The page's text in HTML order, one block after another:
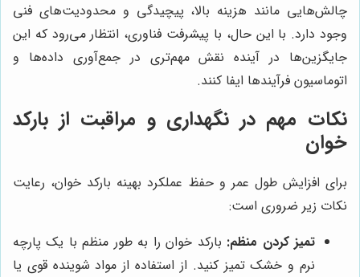
چالش‌هایی مانند هزینه بالا، پیچیدگی و محدودیت‌های فنی
وجود دارد. با این حال، با پیشرفت فناوری، انتظار می‌رود که این
جایگزین‌ها در آینده نقش مهم‌تری در جمع‌آوری داده‌ها و
اتوماسیون فرآیندها ایفا کنند.
نکات مهم در نگهداری و مراقبت از بارکد
خوان
برای افزایش طول عمر و حفظ عملکرد بهینه بارکد خوان، رعایت
نکات زیر ضروری است:
تمیز کردن منظم: بارکد خوان را به طور منظم با یک پارچه
نرم و خشک تمیز کنید. از استفاده از مواد شوینده قوی یا